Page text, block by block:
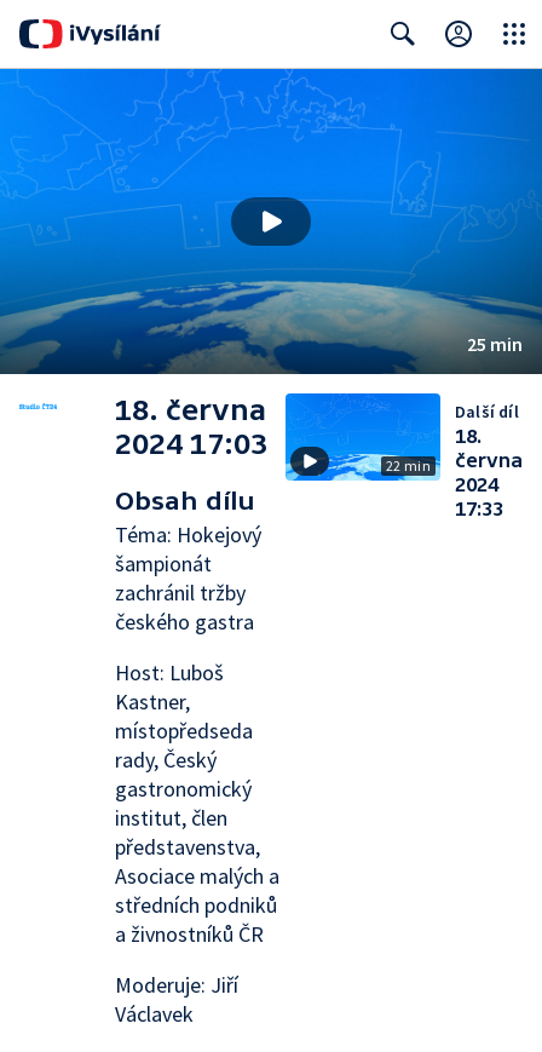
25 min
18. června
2024 17:03
Obsah dílu
Téma: Hokejový
šampionát
zachránil tržby
českého gastra
Host: Luboš
Kastner,
místopředseda
rady, Český
gastronomický
institut, člen
představenstva,
Asociace malých a
středních podniků
a živnostníků ČR
Moderuje: Jiří
Václavek
22 min
Další díl
18.
června
2024
17:33